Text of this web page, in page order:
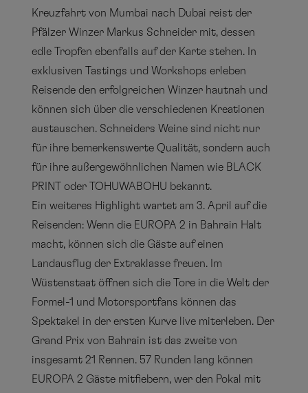
Kreuzfahrt von Mumbai nach Dubai reist der
Pfälzer Winzer Markus Schneider mit, dessen
edle Tropfen ebenfalls auf der Karte stehen. In
exklusiven Tastings und Workshops erleben
Reisende den erfolgreichen Winzer hautnah und
können sich über die verschiedenen Kreationen
austauschen. Schneiders Weine sind nicht nur
für ihre bemerkenswerte Qualität, sondern auch
für ihre außergewöhnlichen Namen wie BLACK
PRINT oder TOHUWABOHU bekannt.
Ein weiteres Highlight wartet am 3. April auf die
Reisenden: Wenn die EUROPA 2 in Bahrain Halt
macht, können sich die Gäste auf einen
Landausflug der Extraklasse freuen. Im
Wüstenstaat öffnen sich die Tore in die Welt der
Formel-1 und Motorsportfans können das
Spektakel in der ersten Kurve live miterleben. Der
Grand Prix von Bahrain ist das zweite von
insgesamt 21 Rennen. 57 Runden lang können
EUROPA 2 Gäste mitfiebern, wer den Pokal mit